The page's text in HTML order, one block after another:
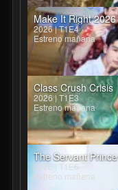
Make It Right 2026
2026 | T1E4
Estreno mañana
Class Crush Crisis
2026 | T1E3
Estreno mañana
The Servant Prince
2026 | T1E6
Estreno mañana